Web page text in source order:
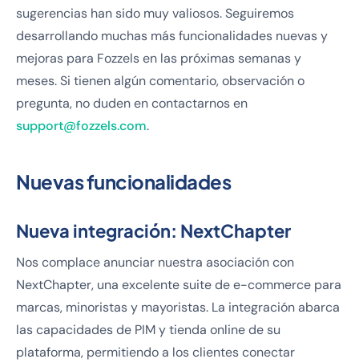
sugerencias han sido muy valiosos. Seguiremos
desarrollando muchas más funcionalidades nuevas y
mejoras para Fozzels en las próximas semanas y
meses. Si tienen algún comentario, observación o
pregunta, no duden en contactarnos en
support@fozzels.com.
Nuevas funcionalidades
Nueva integración: NextChapter
Nos complace anunciar nuestra asociación con
NextChapter, una excelente suite de e-commerce para
marcas, minoristas y mayoristas. La integración abarca
las capacidades de PIM y tienda online de su
plataforma, permitiendo a los clientes conectar